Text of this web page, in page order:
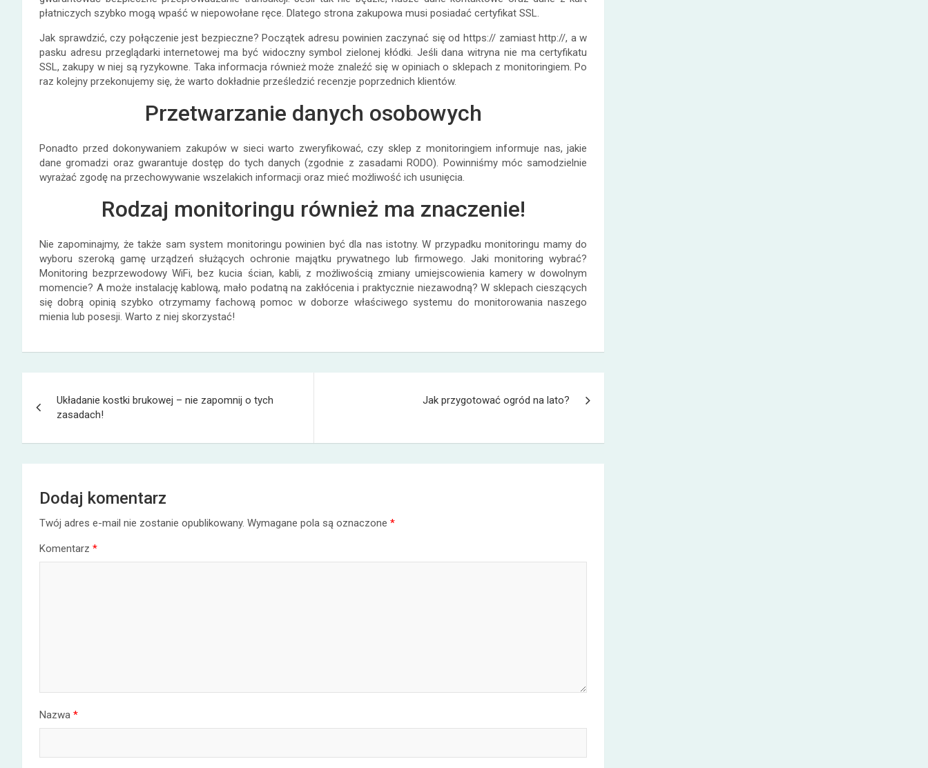
płatniczych szybko mogą wpaść w niepowołane ręce. Dlatego strona zakupowa musi posiadać certyfikat SSL.
Jak sprawdzić, czy połączenie jest bezpieczne? Początek adresu powinien zaczynać się od https:// zamiast http://, a w
pasku adresu przeglądarki internetowej ma być widoczny symbol zielonej kłódki. Jeśli dana witryna nie ma certyfikatu
SSL, zakupy w niej są ryzykowne. Taka informacja również może znaleźć się w opiniach o sklepach z monitoringiem. Po
raz kolejny przekonujemy się, że warto dokładnie prześledzić recenzje poprzednich klientów.
Przetwarzanie danych osobowych
Ponadto przed dokonywaniem zakupów w sieci warto zweryfikować, czy sklep z monitoringiem informuje nas, jakie
dane gromadzi oraz gwarantuje dostęp do tych danych (zgodnie z zasadami RODO). Powinniśmy móc samodzielnie
wyrażać zgodę na przechowywanie wszelakich informacji oraz mieć możliwość ich usunięcia.
Rodzaj monitoringu również ma znaczenie!
Nie zapominajmy, że także sam system monitoringu powinien być dla nas istotny. W przypadku monitoringu mamy do
wyboru szeroką gamę urządzeń służących ochronie majątku prywatnego lub firmowego. Jaki monitoring wybrać?
Monitoring bezprzewodowy WiFi, bez kucia ścian, kabli, z możliwością zmiany umiejscowienia kamery w dowolnym
momencie? A może instalację kablową, mało podatną na zakłócenia i praktycznie niezawodną? W sklepach cieszących
się dobrą opinią szybko otrzymamy fachową pomoc w doborze właściwego systemu do monitorowania naszego
mienia lub posesji. Warto z niej skorzystać!
wpisu
Układanie kostki brukowej – nie zapomnij o tych
zasadach!
Jak przygotować ogród na lato?
Dodaj komentarz
Twój adres e-mail nie zostanie opublikowany. Wymagane pola są oznaczone *
Komentarz *
Nazwa *